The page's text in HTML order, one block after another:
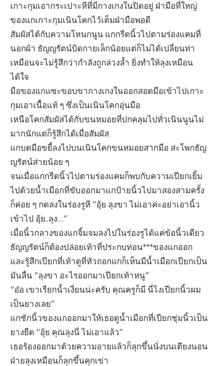
เกาะกุมเอากระเปาะหีที่มีกางเกงในปิดอยู่ ฝ่ามือที่ใหญ่
ของแกเกาะกุมเนินโคกไว้เต็มฝ่ามือพอดี
สัมผัสได้กับความโหนกนูน แกกรีดนิ้วไปตามร่องแคมที่
นอกผ้า ธัญญรัตน์บิดกายเล็กน้อยแต่ก็ไม่ได้เปลี่ยนท่า
เหมือนจะไม่รู้สึกว่ากำลังถูกล่วงล้ำ ยิ่งทำให้ลุงเหมือน
ได้ใจ
มือของแกแซะขอบขากางเกงในออกสอดมือเข้าไปเกาะ
กุมเอาเนื้อแท้ ๆ ซึ่งเป็นเนินโคกอุ่นมือ
เหนือโคกสัมผัสได้กับขนหมอยที่ปกคลุมไปทั่วเนินนูนไม่
มากนักแต่ก็รู้สึกได้เมื่อสัมผัส
แกบดมือขยี้ลงไปบนเนินโคกขนหมอยสากมือ สะโพกธัญ
ญรัตน์ส่ายน้อย ๆ
จนเมื่อแกกรีดนิ้วไปตามร่องแคมก็พบกับความเปียกเยิ้ม
ไปด้วยน้ำเมือกที่ขับออกมาแกป้ายนิ้วไปมาสองสามครั้ง
ก็ค่อย ๆ กดลงในร่องรูหี “อุ้ย ลุงขา ไม่เอาค่ะอย่าเอานิ้ว
เข้าไป อุ้ย..ลุง…”
เมื่อนิ้วกลางของแกจิ้มจมลงไปในร่องรูได้แค่ข้อนิ้วเดียว
ธัญญรัตน์ก็ต้องปล่อยเท้าที่ประกบท่อน***ของแกออก
และรู้สึกเปียกที่เท้าดูที่หัวถอกแกก็เห็นมีน้ำเมือกเปียกเป็น
มันลื่น “ลุงขา อะไรออกมาเปียกเท้าหนู”
“อ๋อ เขาเรียกน้ำเงี่ยนน่ะครับ คุณครูก็มี นี่ไงเปียกนิ้วผม
เป็นยางเลย”
แกชักนิ้วของแกออกมาให้เธอดูน้ำเมือกที่เปียกชุ่มนิ้วเป็น
ยางยืด “อุ้ย คุณลุงนี่ ไม่เอาแล้ว”
เธอร้องออกมาด้วยความอายแล้วก็ลุกขึ้นนั่งบนเตียงนอน
ฝ่ายลุงเหมือนก็ลุกขึ้นคุกเข่า